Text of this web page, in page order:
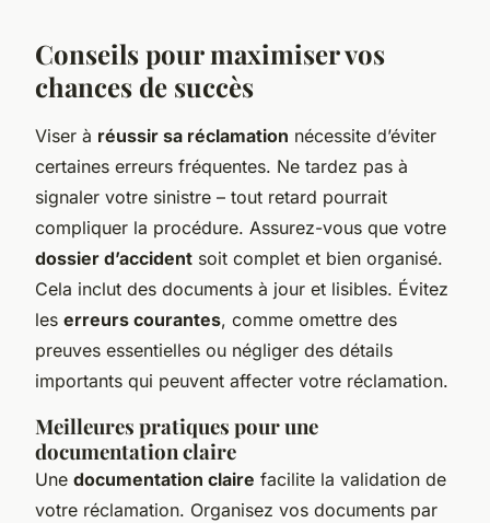
Conseils pour maximiser vos
chances de succès
Viser à réussir sa réclamation nécessite d’éviter
certaines erreurs fréquentes. Ne tardez pas à
signaler votre sinistre – tout retard pourrait
compliquer la procédure. Assurez-vous que votre
dossier d’accident soit complet et bien organisé.
Cela inclut des documents à jour et lisibles. Évitez
les erreurs courantes, comme omettre des
preuves essentielles ou négliger des détails
importants qui peuvent affecter votre réclamation.
Meilleures pratiques pour une
documentation claire
Une documentation claire facilite la validation de
votre réclamation. Organisez vos documents par